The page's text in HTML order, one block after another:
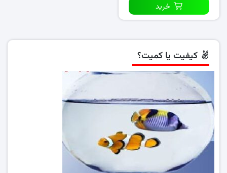
خرید
کیفیت یا کمیت؟